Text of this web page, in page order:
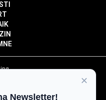
×
Newsletter!